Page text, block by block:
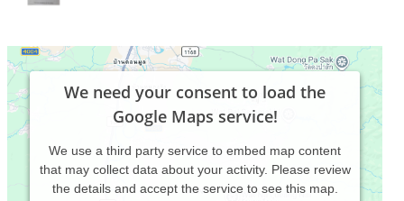
We need your consent to load the
Google Maps service!
We use a third party service to embed map content
that may collect data about your activity. Please review
the details and accept the service to see this map.